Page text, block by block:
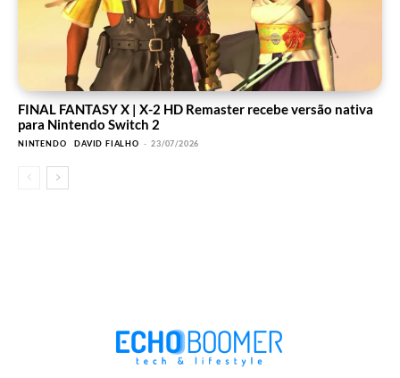
FINAL FANTASY X | X-2 HD Remaster recebe versão nativa
para Nintendo Switch 2
NINTENDO DAVID FIALHO - 23/07/2026